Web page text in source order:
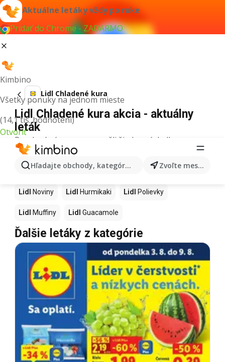
Aktuálne letáky vždy po ruke
Pridať do Chrome - ZADARMO
Kimbino
Všetky ponuky na jednom mieste
(14,1 tis. hodnotení)
Otvoriť
Hľadajte obchody, kategórie, produkty... Zvoľte mesto
Lidl Chladené kura
Lidl Chladené kura akcia - aktuálny
leták
Pre daný výraz sme nenašli žiadne výsledky.
Ďalšie produkty v obchodoch Lidl
Lidl Kapor Ashwagandha Nintendo Switch
Lidl Noviny Lidl Hurmikaki Lidl Polievky
Lidl Muffiny Lidl Guacamole
Ďalšie letáky z kategórie